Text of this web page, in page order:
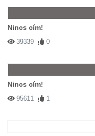
Nincs cím!
39339 0
Nincs cím!
95611 1